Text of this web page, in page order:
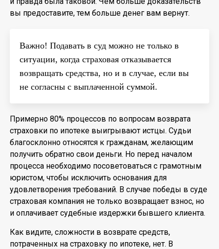
вы предоставите, тем больше денег вам вернут.
Важно! Подавать в суд можно не только в
ситуации, когда страховая отказывается
возвращать средства, но и в случае, если вы
не согласны с выплаченной суммой.
Примерно 80% процессов по вопросам возврата
страховки по ипотеке выигрывают истцы. Судьи
благосклонно относятся к гражданам, желающим
получить обратно свои деньги. Но перед началом
процесса необходимо посоветоваться с грамотным
юристом, чтобы исключить основания для
удовлетворения требований. В случае победы в суде
страховая компания не только возвращает взнос, но
и оплачивает судебные издержки бывшего клиента.
Как видите, сложности в возврате средств,
потраченных на страховку по ипотеке, нет. В